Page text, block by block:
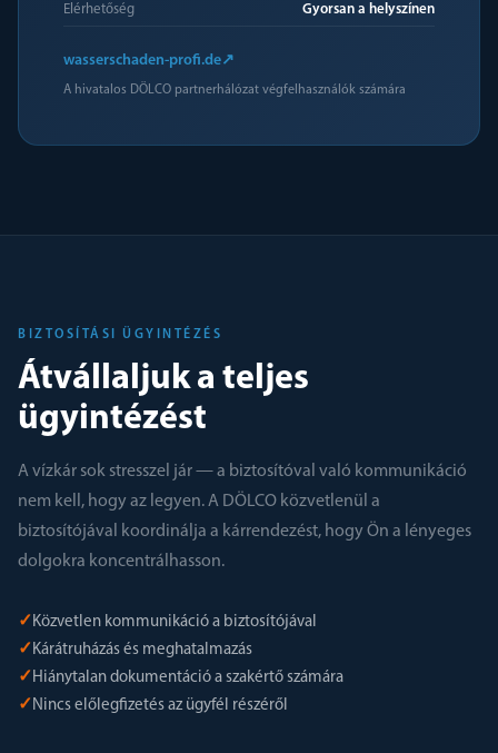
Elérhetőség
Gyorsan a helyszínen
wasserschaden-profi.de↗
A hivatalos DÖLCO partnerhálózat végfelhasználók számára
BIZTOSÍTÁSI ÜGYINTÉZÉS
Átvállaljuk a teljes
ügyintézést
A vízkár sok stresszel jár — a biztosítóval való kommunikáció
nem kell, hogy az legyen. A DÖLCO közvetlenül a
biztosítójával koordinálja a kárrendezést, hogy Ön a lényeges
dolgokra koncentrálhasson.
✓ Közvetlen kommunikáció a biztosítójával
✓ Kárátruházás és meghatalmazás
✓ Hiánytalan dokumentáció a szakértő számára
✓ Nincs előlegfizetés az ügyfél részéről